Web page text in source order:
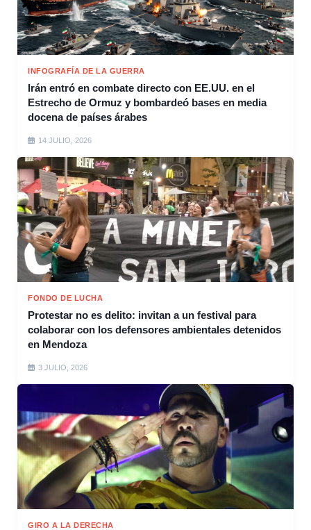
INFOGRAFÍA DE LA GUERRA
Irán entró en combate directo con EE.UU. en el
Estrecho de Ormuz y bombardeó bases en media
docena de países árabes
14 JULIO, 2026
FONDO DE LUCHA
Protestar no es delito: invitan a un festival para
colaborar con los defensores ambientales detenidos
en Mendoza
3 JULIO, 2026
GIRO A LA DERECHA